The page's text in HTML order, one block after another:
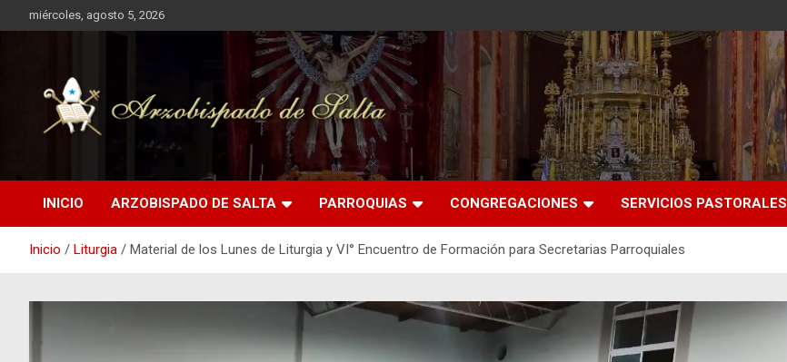
al
miércoles, agosto 5, 2026
INICIO ARZOBISPADO DE SALTA PARROQUIAS CONGREGACIONES SERVICIOS PASTORALES
Inicio Liturgia Material de los Lunes de Liturgia y VI° Encuentro de Formación para Secretarias Parroquiales